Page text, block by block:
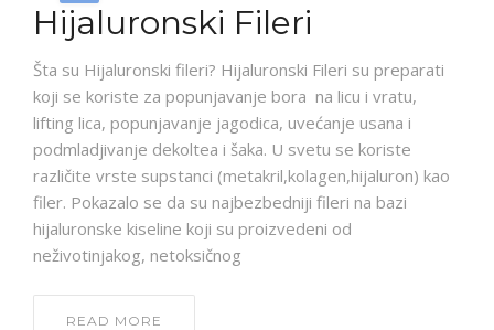
Hijaluronski Fileri
Šta su Hijaluronski fileri? Hijaluronski Fileri su preparati
koji se koriste za popunjavanje bora na licu i vratu,
lifting lica, popunjavanje jagodica, uvećanje usana i
podmladjivanje dekoltea i šaka. U svetu se koriste
različite vrste supstanci (metakril,kolagen,hijaluron) kao
filer. Pokazalo se da su najbezbedniji fileri na bazi
hijaluronske kiseline koji su proizvedeni od
neživotinjakog, netoksičnog
READ MORE